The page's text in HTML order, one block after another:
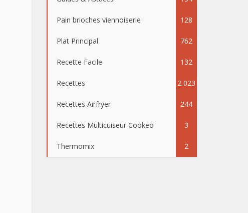
Pain brioches viennoiserie 128
Plat Principal 762
Recette Facile 132
Recettes 2 023
Recettes Airfryer 244
Recettes Multicuiseur Cookeo 3
Thermomix 2